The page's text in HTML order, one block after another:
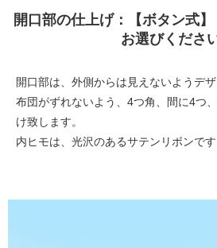
開口部の仕上げ：【ボタン式
お選びください
開口部は、外側からは見えないようデ
布団がずれないよう、4つ角、間に4つ
け致します。
内ヒモは、光沢のあるサテンリボンです